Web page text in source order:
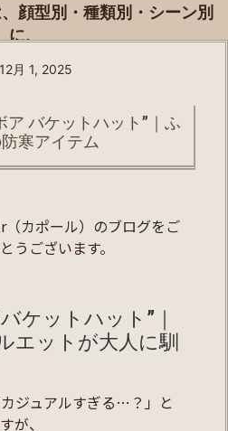
顔型別・種類別・シーン別
に、
を丁寧に解説。
12月 1, 2025
ア バケットハット”｜ふ
寒アイテム
（カポール）のブログをご
うございます。
ケットハット”｜
エットが大人に馴
ジュアルすぎる…？」と
が、